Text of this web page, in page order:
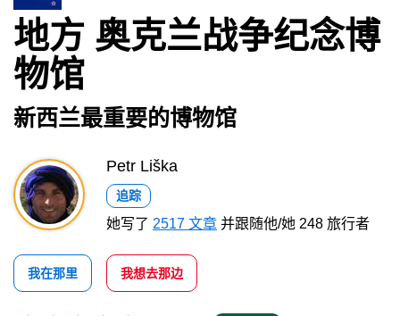
地方 奥克兰战争纪念博
物馆
新西兰最重要的博物馆
Petr Liška
追踪
她写了 2517 文章 并跟随他/她 248 旅行者
我在那里 我想去那边